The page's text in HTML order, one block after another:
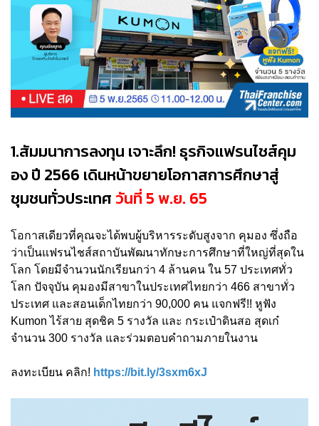
1.สัมมนาการลงทุน เจาะลึก! ธุรกิจแฟรนไชส์คุม
อง ปี 2566 เดินหน้าขยายโอกาสการศึกษาสู่
ชุมชนทั่วประเทศ วันที่ 5 พ.ย. 65
โอกาสเดียวที่คุณจะได้พบผู้บริหารระดับสูงจาก คุมอง ซึ่งถือ
ว่าเป็นแฟรนไชส์สถาบันพัฒนาทักษะการศึกษาที่ใหญ่ที่สุดใน
โลก โดยมีจำนวนนักเรียนกว่า 4 ล้านคน ใน 57 ประเทศทั่ว
โลก ปัจจุบัน คุมองมีสาขาในประเทศไทยกว่า 466 สาขาทั่ว
ประเทศ และสอนเด็กไทยกว่า 90,000 คน แจกฟรี!! หูฟัง
Kumon ไร้สาย สุดชิค 5 รางวัล และ กระเป๋าดินสอ สุดเก๋
จำนวน 300 รางวัล และร่วมตอบคำถามภายในงาน
ลงทะเบียน คลิก! https://bit.ly/3sxm6xJ